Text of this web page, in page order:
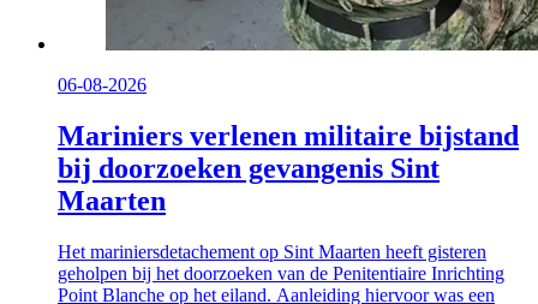
06-08-2026
Mariniers verlenen militaire bijstand
bij doorzoeken gevangenis Sint
Maarten
Het mariniersdetachement op Sint Maarten heeft gisteren
geholpen bij het doorzoeken van de Penitentiaire Inrichting
Point Blanche op het eiland. Aanleiding hiervoor was een